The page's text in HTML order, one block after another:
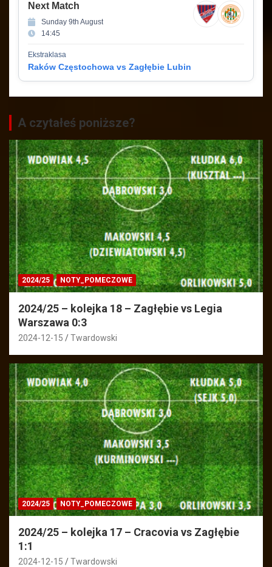
Next Match
Sunday 9th August
14:45
Ekstraklasa
Raków Częstochowa vs Zagłębie Lubin
A czytałeś poniższe?
2024/25 NOTY_POMECZOWE
2024/25 – kolejka 18 – Zagłębie vs Legia
Warszawa 0:3
2024-12-15 Twardowski
2024/25 NOTY_POMECZOWE
2024/25 – kolejka 17 – Cracovia vs Zagłębie
1:1
2024-12-15 Twardowski